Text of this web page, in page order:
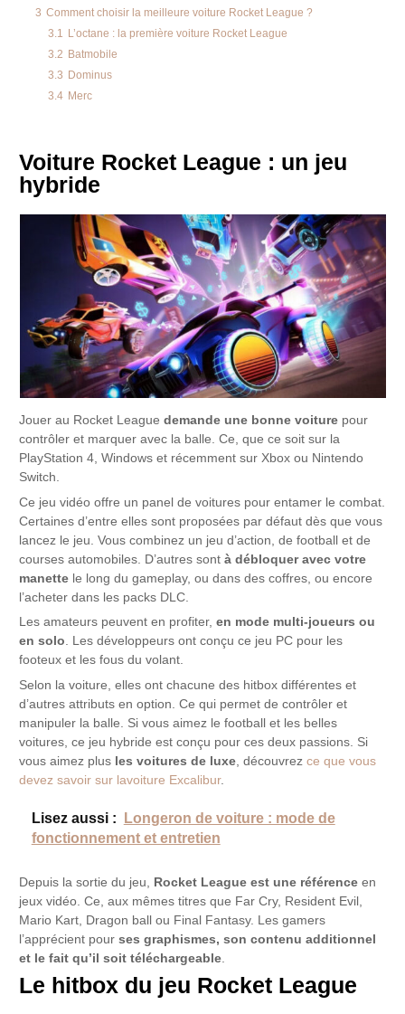
3 Comment choisir la meilleure voiture Rocket League ?
3.1 L’octane : la première voiture Rocket League
3.2 Batmobile
3.3 Dominus
3.4 Merc
Voiture Rocket League : un jeu
hybride
Jouer au Rocket Leaguedemande une bonne voiture pour
contrôler et marquer avec la balle. Ce, que ce soit sur la
PlayStation 4, Windows et récemment sur Xbox ou Nintendo
Switch.
Ce jeu vidéo offre un panel de voitures pour entamer le combat.
Certaines d’entre elles sont proposées par défaut dès que vous
lancez le jeu. Vous combinez un jeu d’action, de football et de
courses automobiles. D’autres sontà débloquer avec votre
manette le long du gameplay, ou dans des coffres, ou encore
l’acheter dans les packs DLC.
Les amateurs peuvent en profiter,en mode multi-joueurs ou
en solo. Les développeurs ont conçu ce jeu PC pour les
footeux et les fous du volant.
Selon la voiture, elles ont chacune des hitbox différentes et
d’autres attributs en option. Ce qui permet de contrôler et
manipuler la balle. Si vous aimez le football et les belles
voitures, ce jeu hybride est conçu pour ces deux passions. Si
vous aimez plus les voitures de luxe, découvrezce que vous
devez savoir sur lavoiture Excalibur.
Lisez aussi :
Longeron de voiture : mode de
fonctionnement et entretien
Depuis la sortie du jeu, Rocket League est une référence en
jeux vidéo. Ce, aux mêmes titres que Far Cry, Resident Evil,
Mario Kart, Dragon ball ou Final Fantasy. Les gamers
l’apprécient pourses graphismes, son contenu additionnel
et le fait qu’il soit téléchargeable.
Le hitbox du jeu Rocket League